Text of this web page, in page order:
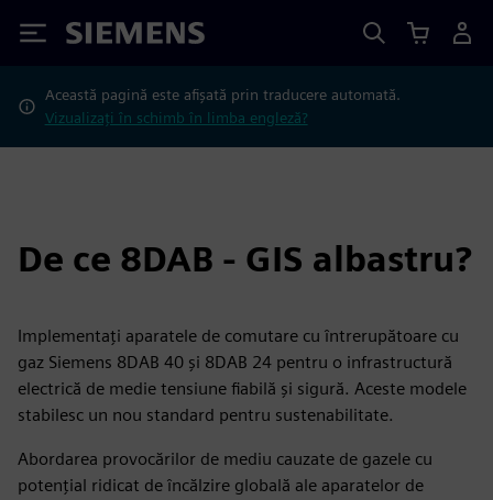
Siemens
Această pagină este afișată prin traducere automată.
Vizualizați în schimb în limba engleză?
De ce 8DAB - GIS albastru?
Implementați aparatele de comutare cu întrerupătoare cu
gaz Siemens 8DAB 40 și 8DAB 24 pentru o infrastructură
electrică de medie tensiune fiabilă și sigură. Aceste modele
stabilesc un nou standard pentru sustenabilitate.
Abordarea provocărilor de mediu cauzate de gazele cu
potențial ridicat de încălzire globală ale aparatelor de